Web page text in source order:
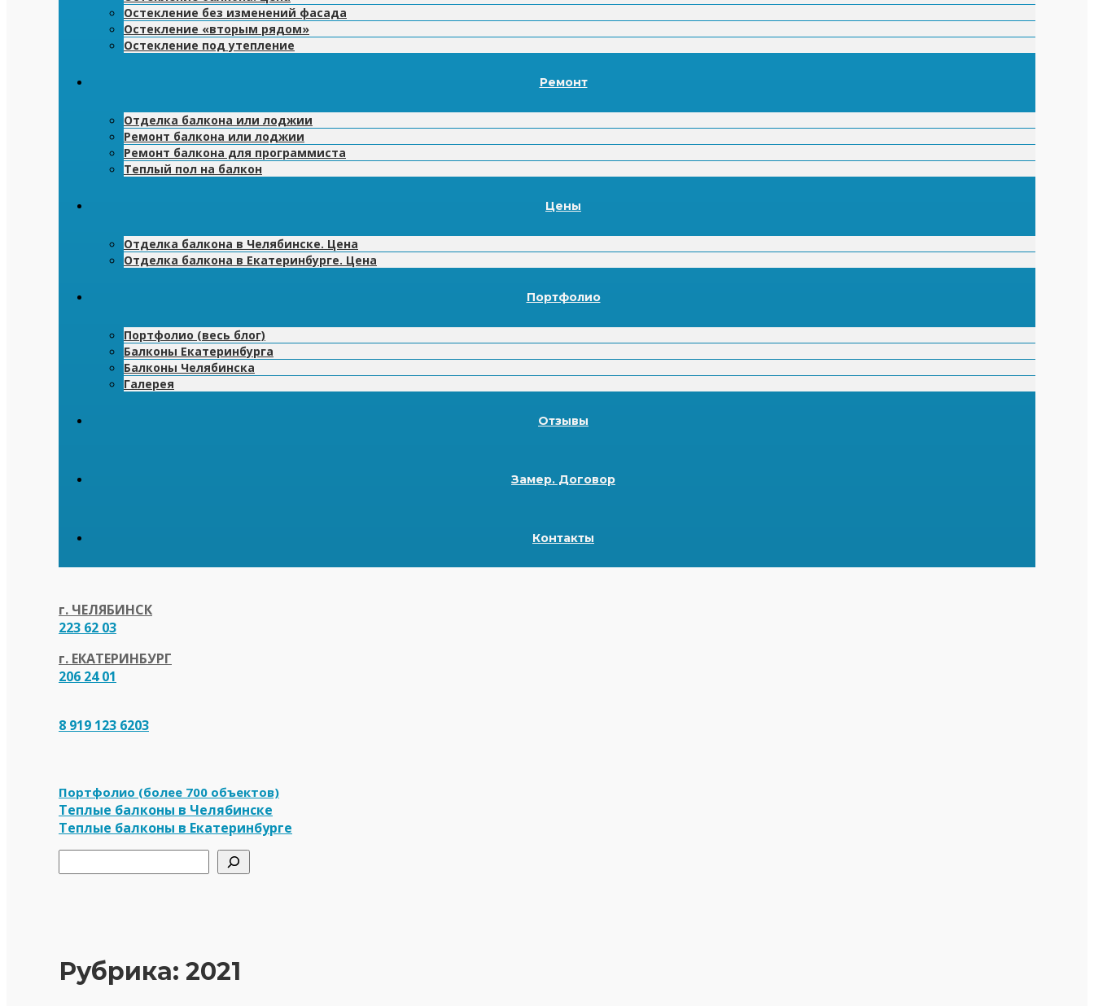
Остекление без изменений фасада
Остекление «вторым рядом»
Остекление под утепление
Ремонт
Отделка балкона или лоджии
Ремонт балкона или лоджии
Ремонт балкона для программиста
Теплый пол на балкон
Цены
Отделка балкона в Челябинске. Цена
Отделка балкона в Екатеринбурге. Цена
Портфолио
Портфолио (весь блог)
Балконы Екатеринбурга
Балконы Челябинска
Галерея
Отзывы
Замер. Договор
Контакты
г. ЧЕЛЯБИНСК
223 62 03
г. ЕКАТЕРИНБУРГ
206 24 01
8 919 123 6203
Портфолио (более 700 объектов)
Теплые балконы в Челябинске
Теплые балконы в Екатеринбурге
Рубрика: 2021